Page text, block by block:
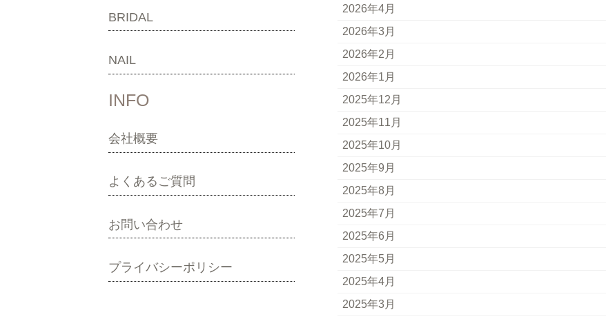
BRIDAL
NAIL
INFO
会社概要
よくあるご質問
お問い合わせ
プライバシーポリシー
2026年4月
2026年3月
2026年2月
2026年1月
2025年12月
2025年11月
2025年10月
2025年9月
2025年8月
2025年7月
2025年6月
2025年5月
2025年4月
2025年3月